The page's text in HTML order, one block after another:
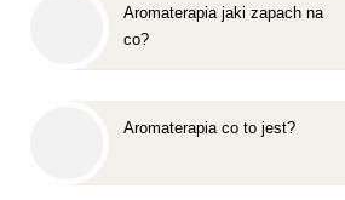
Aromaterapia jaki zapach na
co?
Aromaterapia co to jest?